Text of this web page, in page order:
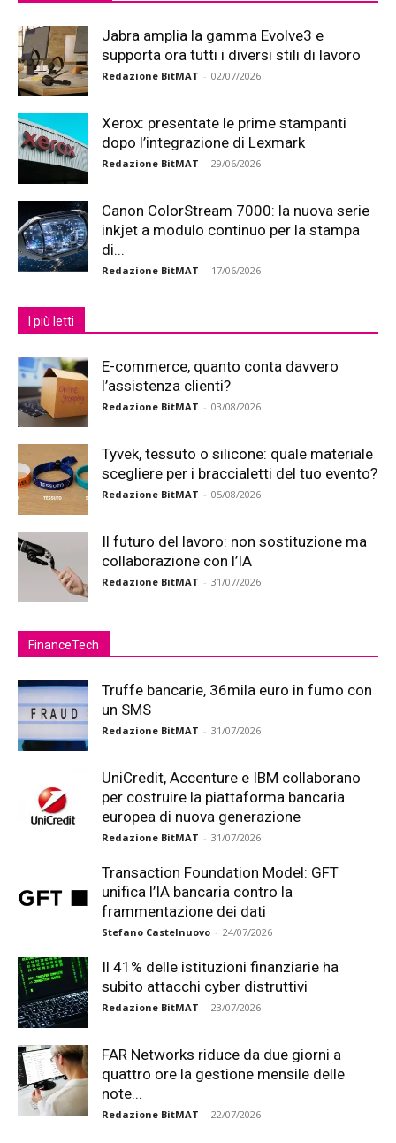
Jabra amplia la gamma Evolve3 e
supporta ora tutti i diversi stili di lavoro
Redazione BitMAT - 02/07/2026
Xerox: presentate le prime stampanti
dopo l’integrazione di Lexmark
Redazione BitMAT - 29/06/2026
Canon ColorStream 7000: la nuova serie
inkjet a modulo continuo per la stampa
di...
Redazione BitMAT - 17/06/2026
I più letti
E-commerce, quanto conta davvero
l’assistenza clienti?
Redazione BitMAT - 03/08/2026
Tyvek, tessuto o silicone: quale materiale
scegliere per i braccialetti del tuo evento?
Redazione BitMAT - 05/08/2026
Il futuro del lavoro: non sostituzione ma
collaborazione con l’IA
Redazione BitMAT - 31/07/2026
FinanceTech
Truffe bancarie, 36mila euro in fumo con
un SMS
Redazione BitMAT - 31/07/2026
UniCredit, Accenture e IBM collaborano
per costruire la piattaforma bancaria
europea di nuova generazione
Redazione BitMAT - 31/07/2026
Transaction Foundation Model: GFT
unifica l’IA bancaria contro la
frammentazione dei dati
Stefano Castelnuovo - 24/07/2026
Il 41% delle istituzioni finanziarie ha
subito attacchi cyber distruttivi
Redazione BitMAT - 23/07/2026
FAR Networks riduce da due giorni a
quattro ore la gestione mensile delle
note...
Redazione BitMAT - 22/07/2026